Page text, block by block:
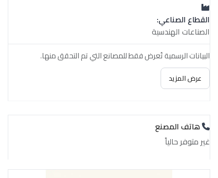
القطاع الصناعي:
الصناعات الهندسية
البيانات الرسمية تُعرض فقط للمصانع التي تم التحقق منها.
عرض المزيد
هاتف المصنع
غير متوفر حالياً